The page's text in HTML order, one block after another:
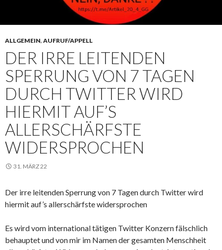
ALLGEMEIN, AUFRUF/APPELL
DER IRRE LEITENDEN
SPERRUNG VON 7 TAGEN
DURCH TWITTER WIRD
HIERMIT AUF’S
ALLERSCHÄRFSTE
WIDERSPROCHEN
31. MÄRZ 22
Der irre leitenden Sperrung von 7 Tagen durch Twitter wird
hiermit auf’s allerschärfste widersprochen
Es wird vom international tätigen Twitter Konzern fälschlich
behauptet und von mir im Namen der gesamten Menschheit